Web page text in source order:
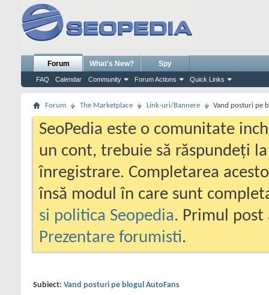
Forum
FAQ Calendar Community Forum Actions Quick Links
What's New? Spy
Forum The Marketplace Link-uri/Bannere Vand posturi pe
SeoPedia este o comunitate
un cont, trebuie să răspundeți
înregistrare. Completarea
însă modul în care sunt
si politica Seopedia. Primul
Prezentare forumisti.
Subiect: Vand posturi pe blogul AutoFans